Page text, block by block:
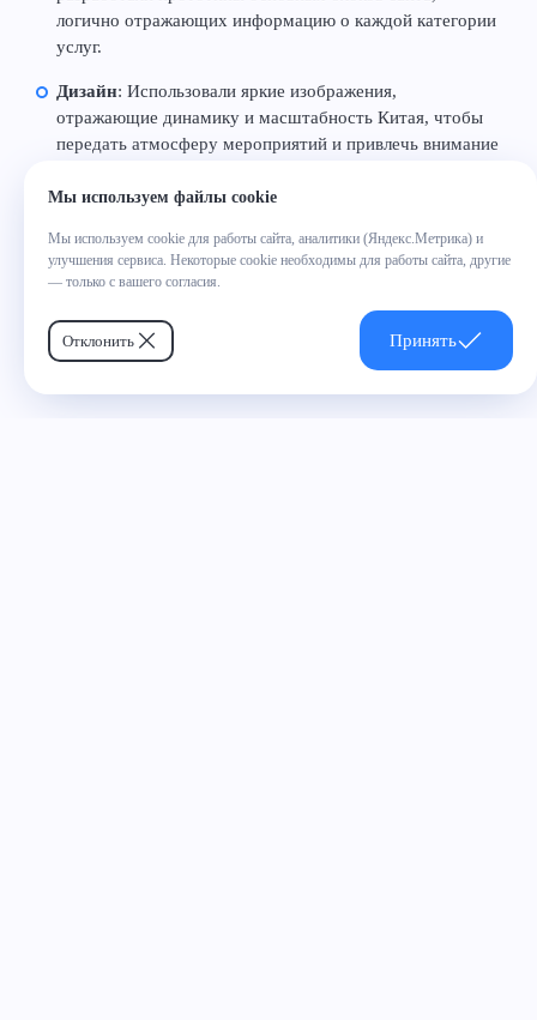
логично отражающих информацию о каждой категории
услуг.
Дизайн: Использовали яркие изображения,
отражающие динамику и масштабность Китая, чтобы
передать атмосферу мероприятий и привлечь внимание
сгенерированы в нейросетях и обработаны дизайнером,
что позволило создать уникальный визуальный контент,
соответствующий тематике сайта.
Мы используем файлы cookie
Мы используем cookie для работы сайта, аналитики (Яндекс.Метрика) и
улучшения сервиса. Некоторые cookie необходимы для работы сайта, другие
— только с вашего согласия.
Отклонить Принять